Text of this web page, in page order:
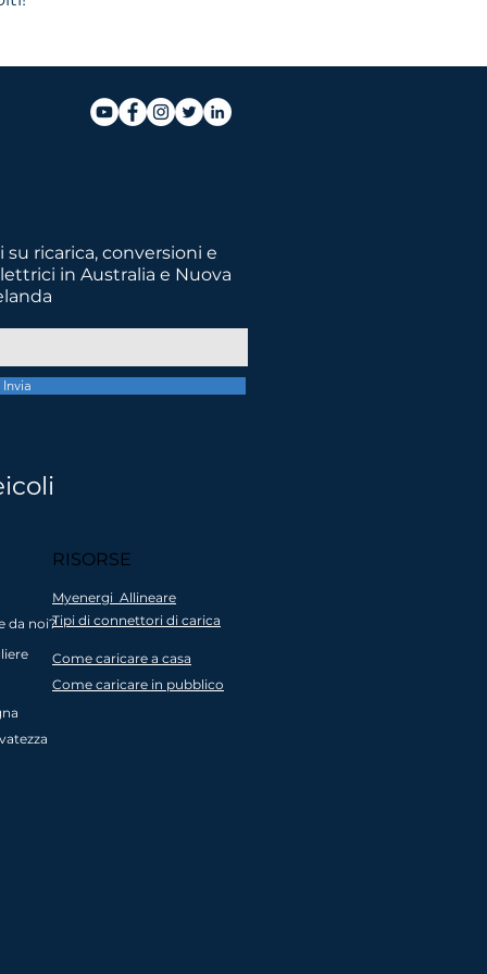
migliore
Tutti i prodotti
attraverso a
partenariato di
ricarica, conversioni e
in Australia e Nuova
Invia
da noi?
RISORSE
Myenergi Allineare
Tipi di connettori di carica
Come caricare a casa
Come caricare in pubblico